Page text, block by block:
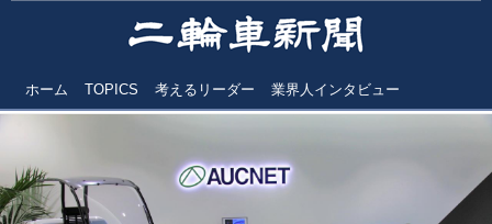
ホーム TOPICS 考えるリーダー 業界人インタビュー